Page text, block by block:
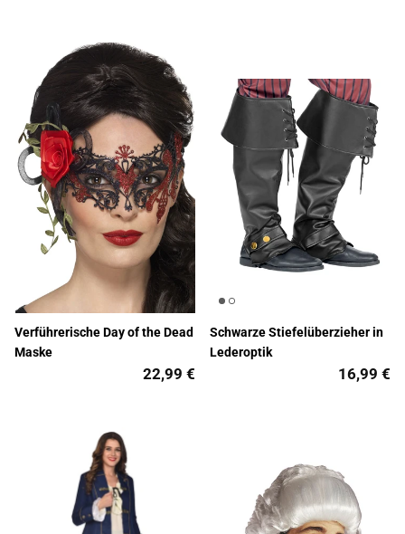
Verführerische Day of the Dead
Maske
22,99 €
Schwarze Stiefelüberzieher in
Lederoptik
16,99 €